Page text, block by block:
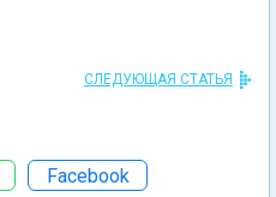
СЛЕДУЮЩАЯ СТАТЬЯ
Facebook